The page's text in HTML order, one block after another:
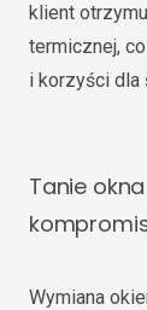
klient
termicznej,
i korzyści dla
Tanie
Wymiana